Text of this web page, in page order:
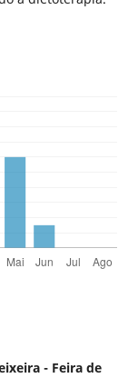
- Feira de